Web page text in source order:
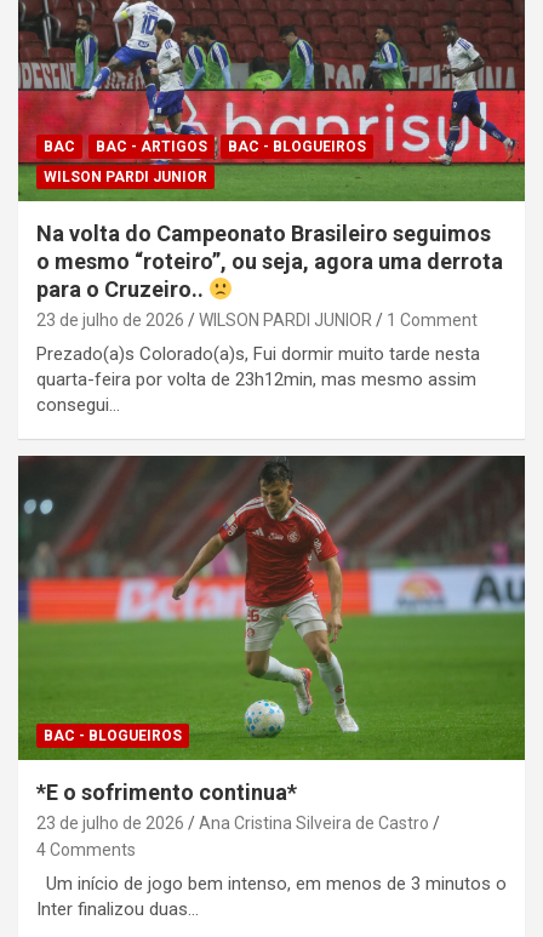
BAC BAC - ARTIGOS
BAC - BLOGUEIROS
WILSON PARDI JUNIOR
Na volta do Campeonato Brasileiro seguimos
o mesmo “roteiro”, ou seja, agora uma derrota
para o Cruzeiro..
23 de julho de 2026 WILSON PARDI JUNIOR 1 Comment
Prezado(a)s Colorado(a)s, Fui dormir muito tarde nesta
quarta-feira por volta de 23h12min, mas mesmo assim
consegui…
BAC - BLOGUEIROS
*E o sofrimento continua*
23 de julho de 2026
Ana Cristina Silveira de Castro
4 Comments
Um início de jogo bem intenso, em menos de 3 minutos o
Inter finalizou duas…